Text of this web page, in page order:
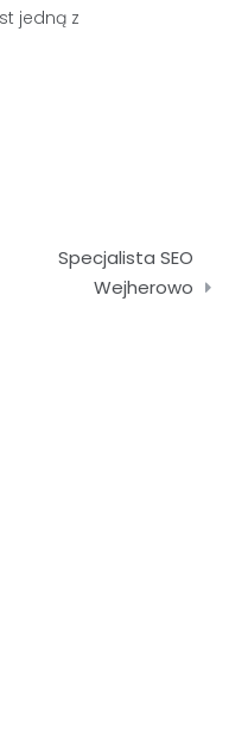
jedną z
Specjalista SEO
Wejherowo